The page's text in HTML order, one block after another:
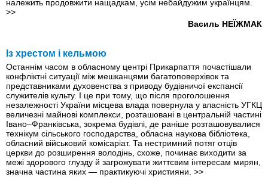
належить продовжити нащадкам, усім небайдужим українцям.
>>
Василь НЕЇЖМАК
Із хрестом і кельмою
Останнім часом в обласному центрі Прикарпаття почастiшали
конфліктні ситуації між мешканцями багатоповерхівок та
представниками духовенства з приводу будівничої експансії
служителів культу. І це при тому, що після проголошення
незалежності України місцева влада повернула у власність УГКЦ
величезні майнові комплекси, розташовані в центральній частині
Івано–Франківська, зокрема будівлі, де раніше розташовувалися
технікум сільського господарства, обласна наукова бібліотека,
обласний військовий комісаріат. Та нестримний потяг отців
церкви до розширення володінь, схоже, починає виходити за
межі здорового глузду й загрожувати життєвим інтересам мирян,
значна частина яких — практикуючі християни. >>